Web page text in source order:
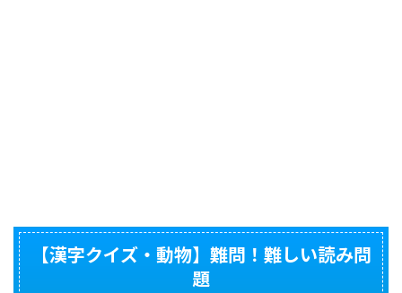
【漢字クイズ・動物】難問！難しい読み問
題